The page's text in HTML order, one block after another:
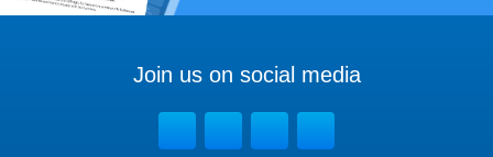
Join us on social media